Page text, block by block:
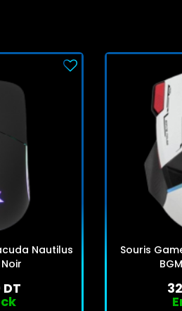
Nautilus
Noir
Souris